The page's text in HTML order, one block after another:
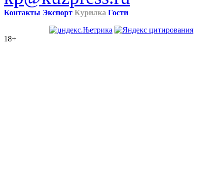
Контакты Экспорт Курилка Гости
18+